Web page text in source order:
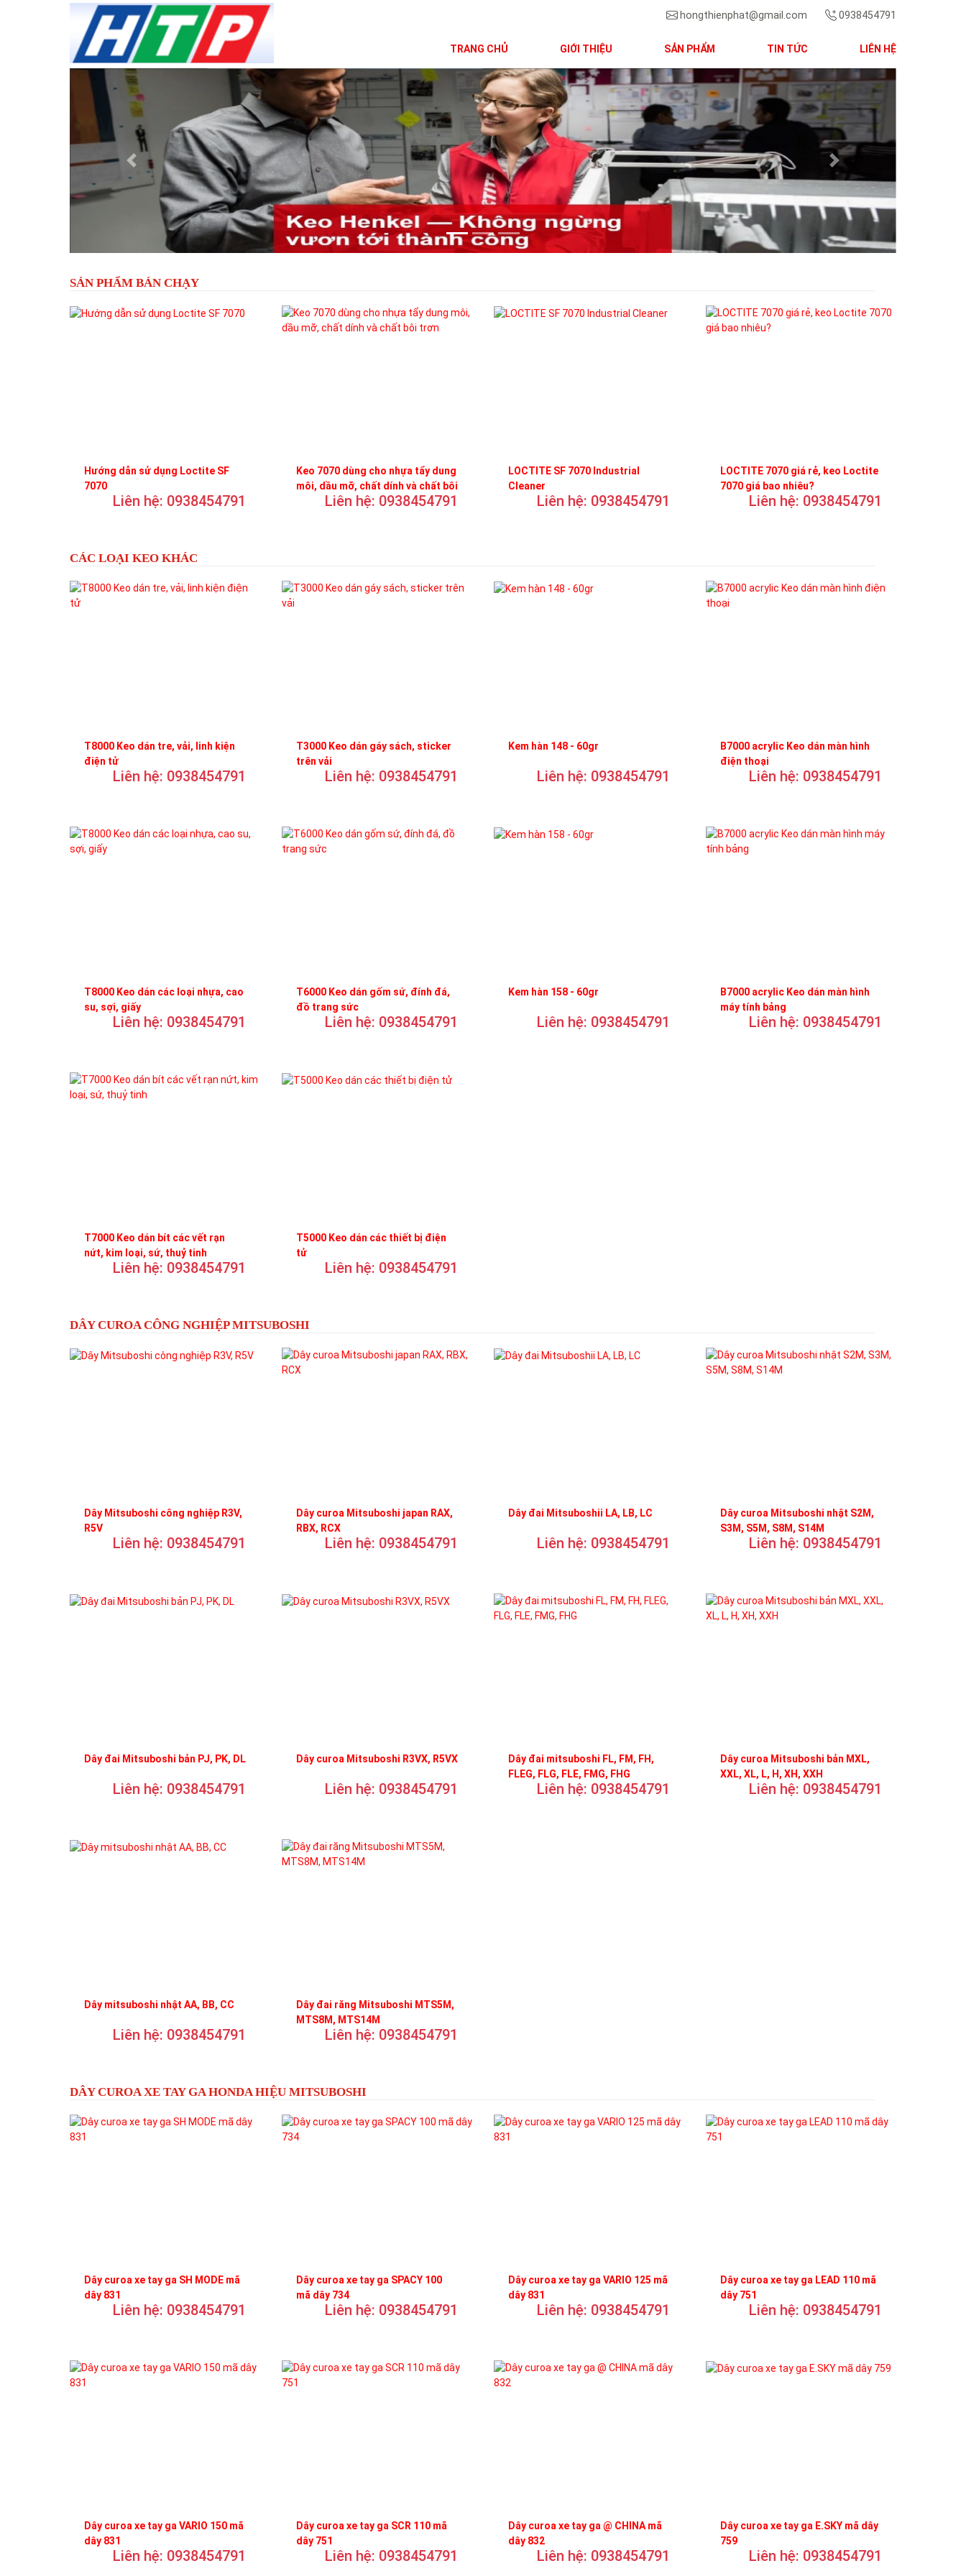
hongthienphat@gmail.com 0938454791
TRANG CHỦ GIỚI THIỆU SẢN PHẨM TIN TỨC LIÊN HỆ
Previous Next
SẢN PHẨM BÁN CHẠY
Hướng dẫn sử dụng Loctite SF
7070
Liên hệ: 0938454791
Keo 7070 dùng cho nhựa tẩy dung
môi, dầu mỡ, chất dính và chất bôi
Liên hệ: 0938454791
LOCTITE SF 7070 Industrial
Cleaner
Liên hệ: 0938454791
LOCTITE 7070 giá rẻ, keo Loctite
7070 giá bao nhiêu?
Liên hệ: 0938454791
CÁC LOẠI KEO KHÁC
T8000 Keo dán tre, vải, linh kiện
điện tử
Liên hệ: 0938454791
T3000 Keo dán gáy sách, sticker
trên vải
Liên hệ: 0938454791
Kem hàn 148 - 60gr
Liên hệ: 0938454791
B7000 acrylic Keo dán màn hình
điện thoại
Liên hệ: 0938454791
T8000 Keo dán các loại nhựa, cao
su, sợi, giấy
Liên hệ: 0938454791
T6000 Keo dán gốm sứ, đính đá,
đồ trang sức
Liên hệ: 0938454791
Kem hàn 158 - 60gr
Liên hệ: 0938454791
B7000 acrylic Keo dán màn hình
máy tính bảng
Liên hệ: 0938454791
T7000 Keo dán bít các vết rạn
nứt, kim loại, sứ, thuỷ tinh
Liên hệ: 0938454791
T5000 Keo dán các thiết bị điện
tử
Liên hệ: 0938454791
DÂY CUROA CÔNG NGHIỆP MITSUBOSHI
Dây Mitsuboshi công nghiệp R3V,
R5V
Liên hệ: 0938454791
Dây curoa Mitsuboshi japan RAX,
RBX, RCX
Liên hệ: 0938454791
Dây đai Mitsuboshii LA, LB, LC
Liên hệ: 0938454791
Dây curoa Mitsuboshi nhật S2M,
S3M, S5M, S8M, S14M
Liên hệ: 0938454791
Dây đai Mitsuboshi bản PJ, PK, DL
Liên hệ: 0938454791
Dây curoa Mitsuboshi R3VX, R5VX
Liên hệ: 0938454791
Dây đai mitsuboshi FL, FM, FH,
FLEG, FLG, FLE, FMG, FHG
Liên hệ: 0938454791
Dây curoa Mitsuboshi bản MXL,
XXL, XL, L, H, XH, XXH
Liên hệ: 0938454791
Dây mitsuboshi nhật AA, BB, CC
Liên hệ: 0938454791
Dây đai răng Mitsuboshi MTS5M,
MTS8M, MTS14M
Liên hệ: 0938454791
DÂY CUROA XE TAY GA HONDA HIỆU MITSUBOSHI
Dây curoa xe tay ga SH MODE mã
dây 831
Liên hệ: 0938454791
Dây curoa xe tay ga SPACY 100
mã dây 734
Liên hệ: 0938454791
Dây curoa xe tay ga VARIO 125 mã
dây 831
Liên hệ: 0938454791
Dây curoa xe tay ga LEAD 110 mã
dây 751
Liên hệ: 0938454791
Dây curoa xe tay ga VARIO 150 mã
dây 831
Liên hệ: 0938454791
Dây curoa xe tay ga SCR 110 mã
dây 751
Liên hệ: 0938454791
Dây curoa xe tay ga @ CHINA mã
dây 832
Liên hệ: 0938454791
Dây curoa xe tay ga E.SKY mã dây
759
Liên hệ: 0938454791